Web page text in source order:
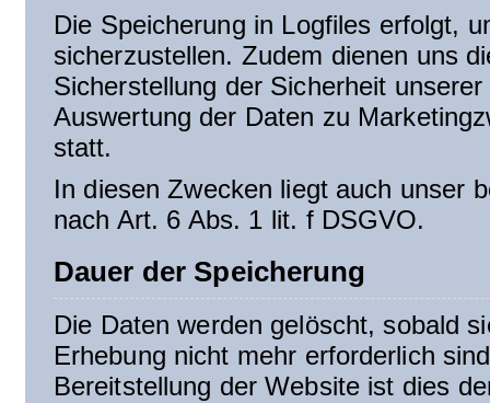
Die Speicherung in Logfiles erfolgt,
sicherzustellen. Zudem dienen uns
Sicherstellung der Sicherheit
Auswertung der Daten zu
statt.
In diesen Zwecken liegt auch unser
nach Art. 6 Abs. 1 lit. f DSGVO.
Dauer der Speicherung
Die Daten werden gelöscht, sobald
Erhebung nicht mehr erforderlich
Bereitstellung der Website ist dies